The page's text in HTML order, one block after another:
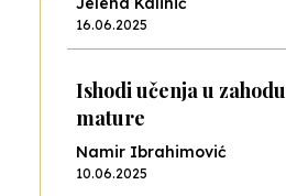
16.06.2025
Ishodi učenja u zahodu
mature
Namir Ibrahimović
10.06.2025